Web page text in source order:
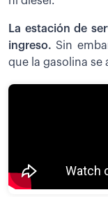
La estación de
ingreso. Sin
que la gasolina se